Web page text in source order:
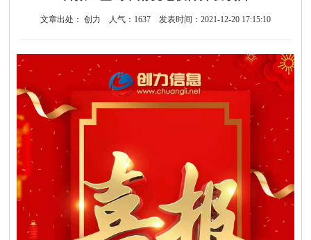
文章出处： 创力 人气： 1637 发表时间：2021-12-20 17:15:10